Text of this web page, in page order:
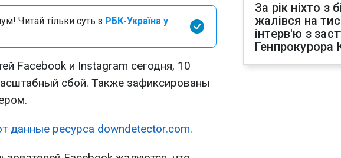
Читай тільки суть з РБК-Україна у
Facebook и Instagram сегодня, 10
сбой. Также зафиксированы
данные ресурса downdetector.com.
За рік ніхто з
жалівся на
інтерв'ю з
Генпрокурора